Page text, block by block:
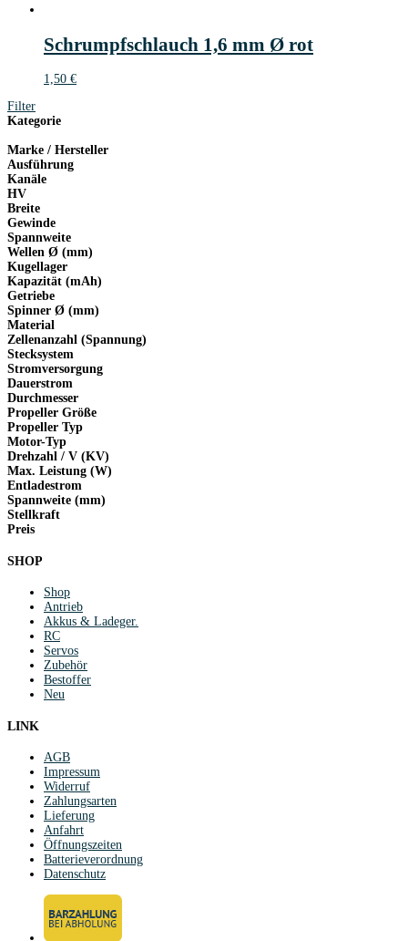
Schrumpfschlauch 1,6 mm Ø rot
1,50 €
Filter
Kategorie
Marke / Hersteller
Ausführung
Kanäle
HV
Breite
Gewinde
Spannweite
Wellen Ø (mm)
Kugellager
Kapazität (mAh)
Getriebe
Spinner Ø (mm)
Material
Zellenanzahl (Spannung)
Stecksystem
Stromversorgung
Dauerstrom
Durchmesser
Propeller Größe
Propeller Typ
Motor-Typ
Drehzahl / V (KV)
Max. Leistung (W)
Entladestrom
Spannweite (mm)
Stellkraft
Preis
SHOP
Shop
Antrieb
Akkus & Ladeger.
RC
Servos
Zubehör
Bestoffer
Neu
LINK
AGB
Impressum
Widerruf
Zahlungsarten
Lieferung
Anfahrt
Öffnungszeiten
Batterieverordnung
Datenschutz